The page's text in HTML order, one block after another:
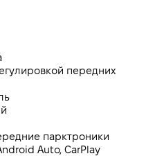
передних
парктроники
Auto, CarPlay